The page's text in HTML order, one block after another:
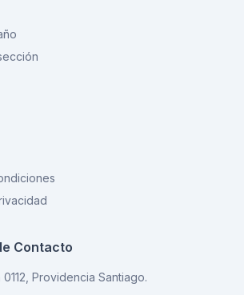
Contacto
0112, Providencia Santiago.